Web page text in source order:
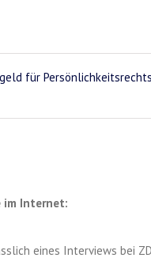
für
im Internet:
eines Interviews bei